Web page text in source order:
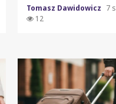
Tomasz Dawidowicz 7
12